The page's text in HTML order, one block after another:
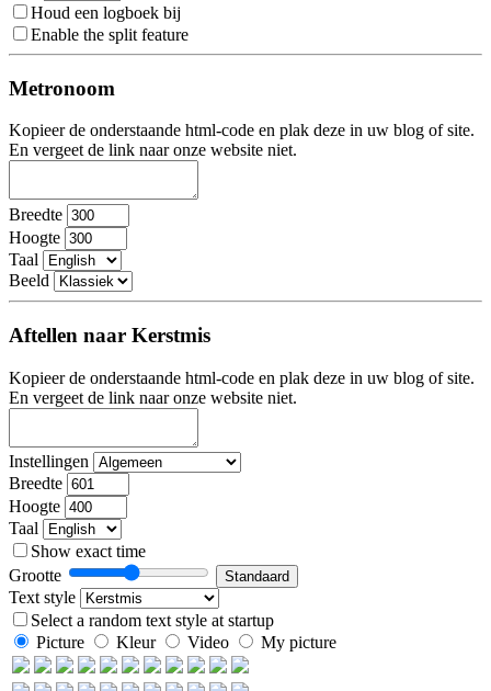
Houd een logboek bij
Enable the split feature
Metronoom
Kopieer de onderstaande html-code en plak deze in uw blog of site.
En vergeet de link naar onze website niet.
Breedte
Hoogte
Taal
Beeld
Aftellen naar Kerstmis
Kopieer de onderstaande html-code en plak deze in uw blog of site.
En vergeet de link naar onze website niet.
Instellingen
Breedte
Hoogte
Taal
Show exact time
Grootte
Text style
Select a random text style at startup
Picture
Kleur Video My picture